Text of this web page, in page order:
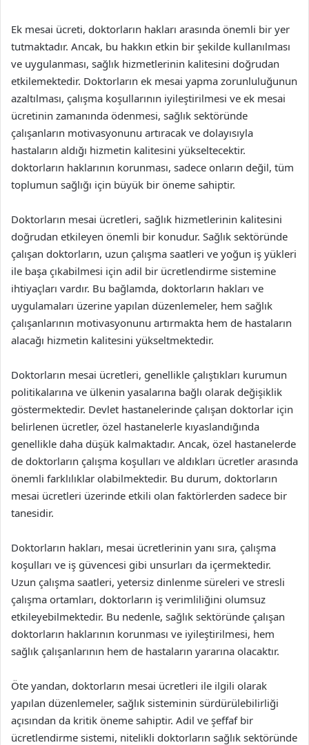
Ek mesai ücreti, doktorların hakları arasında önemli bir yer
tutmaktadır. Ancak, bu hakkın etkin bir şekilde kullanılması
ve uygulanması, sağlık hizmetlerinin kalitesini doğrudan
etkilemektedir. Doktorların ek mesai yapma zorunluluğunun
azaltılması, çalışma koşullarının iyileştirilmesi ve ek mesai
ücretinin zamanında ödenmesi, sağlık sektöründe
çalışanların motivasyonunu artıracak ve dolayısıyla
hastaların aldığı hizmetin kalitesini yükseltecektir.
doktorların haklarının korunması, sadece onların değil, tüm
toplumun sağlığı için büyük bir öneme sahiptir.
Doktorların mesai ücretleri, sağlık hizmetlerinin kalitesini
doğrudan etkileyen önemli bir konudur. Sağlık sektöründe
çalışan doktorların, uzun çalışma saatleri ve yoğun iş yükleri
ile başa çıkabilmesi için adil bir ücretlendirme sistemine
ihtiyaçları vardır. Bu bağlamda, doktorların hakları ve
uygulamaları üzerine yapılan düzenlemeler, hem sağlık
çalışanlarının motivasyonunu artırmakta hem de hastaların
alacağı hizmetin kalitesini yükseltmektedir.
Doktorların mesai ücretleri, genellikle çalıştıkları kurumun
politikalarına ve ülkenin yasalarına bağlı olarak değişiklik
göstermektedir. Devlet hastanelerinde çalışan doktorlar için
belirlenen ücretler, özel hastanelerle kıyaslandığında
genellikle daha düşük kalmaktadır. Ancak, özel hastanelerde
de doktorların çalışma koşulları ve aldıkları ücretler arasında
önemli farklılıklar olabilmektedir. Bu durum, doktorların
mesai ücretleri üzerinde etkili olan faktörlerden sadece bir
tanesidir.
Doktorların hakları, mesai ücretlerinin yanı sıra, çalışma
koşulları ve iş güvencesi gibi unsurları da içermektedir.
Uzun çalışma saatleri, yetersiz dinlenme süreleri ve stresli
çalışma ortamları, doktorların iş verimliliğini olumsuz
etkileyebilmektedir. Bu nedenle, sağlık sektöründe çalışan
doktorların haklarının korunması ve iyileştirilmesi, hem
sağlık çalışanlarının hem de hastaların yararına olacaktır.
Öte yandan, doktorların mesai ücretleri ile ilgili olarak
yapılan düzenlemeler, sağlık sisteminin sürdürülebilirliği
açısından da kritik öneme sahiptir. Adil ve şeffaf bir
ücretlendirme sistemi, nitelikli doktorların sağlık sektöründe